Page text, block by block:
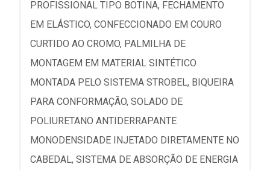
PROFISSIONAL TIPO BOTINA, FECHAMENTO
EM ELÁSTICO, CONFECCIONADO EM COURO
CURTIDO AO CROMO, PALMILHA DE
MONTAGEM EM MATERIAL SINTÉTICO
MONTADA PELO SISTEMA STROBEL, BIQUEIRA
PARA CONFORMAÇÃO, SOLADO DE
POLIURETANO ANTIDERRAPANTE
MONODENSIDADE INJETADO DIRETAMENTE NO
CABEDAL, SISTEMA DE ABSORÇÃO DE ENERGIA